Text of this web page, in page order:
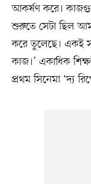
আকর্ষণ করে।
শুরুতে সেটা ছিল
করে তুলেছে। একই
কাজ।’ একাধিক
প্রথম সিনেমা ‘দ্য